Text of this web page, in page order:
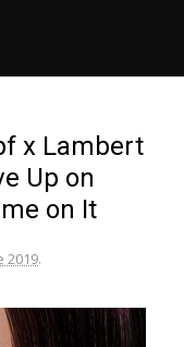
x Lambert
Up on
on It
2019.